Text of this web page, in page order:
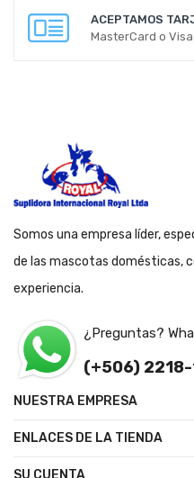
ACEPTAMOS
MasterCard o Visa
Somos una empresa líder,
de las mascotas domésticas,
experiencia.
¿Preguntas?
(+506)
NUESTRA EMPRESA
ENLACES DE LA TIENDA
SU CUENTA